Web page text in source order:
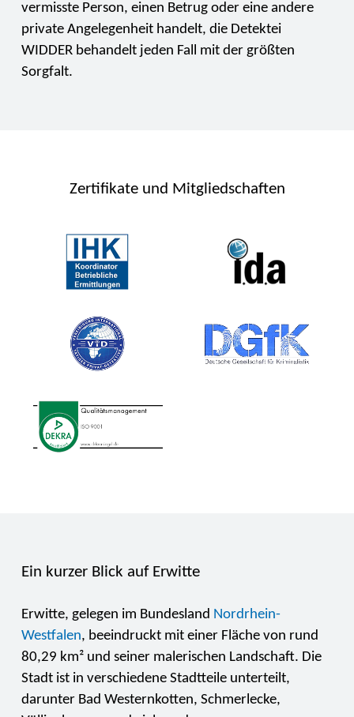
vermisste Person, einen Betrug oder eine andere
private Angelegenheit handelt, die Detektei
WIDDER behandelt jeden Fall mit der größten
Sorgfalt.
Zertifikate und Mitgliedschaften
Ein kurzer Blick auf Erwitte
Erwitte, gelegen im Bundesland Nordrhein-
Westfalen, beeindruckt mit einer Fläche von rund
80,29 km² und seiner malerischen Landschaft. Die
Stadt ist in verschiedene Stadtteile unterteilt,
darunter Bad Westernkotten, Schmerlecke,